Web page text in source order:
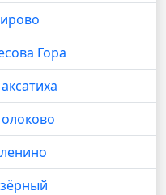
Гора